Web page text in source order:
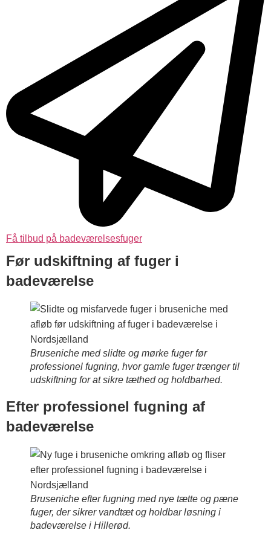
Få tilbud på badeværelsesfuger
Før udskiftning af fuger i
badeværelse
Bruseniche med slidte og mørke fuger før
professionel fugning, hvor gamle fuger trænger til
udskiftning for at sikre tæthed og holdbarhed.
Efter professionel fugning af
badeværelse
Bruseniche efter fugning med nye tætte og pæne
fuger, der sikrer vandtæt og holdbar løsning i
badeværelse i Hillerød.